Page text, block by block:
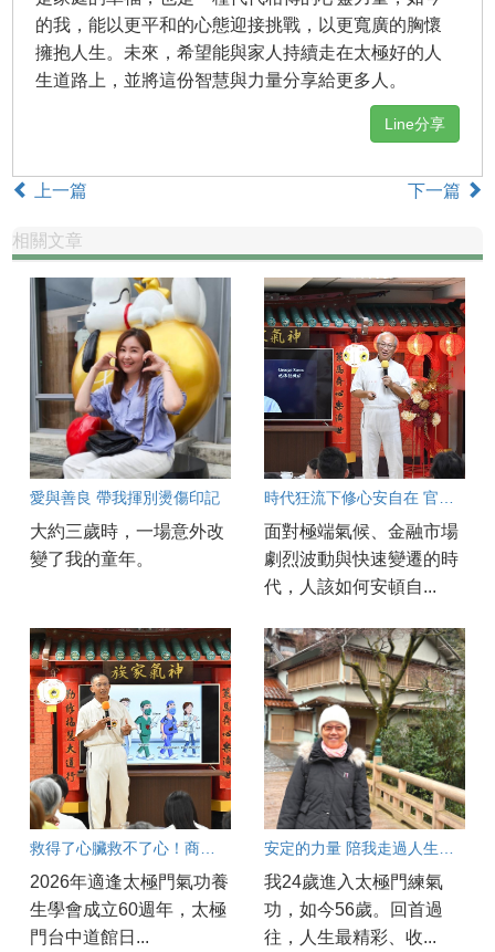
的我，能以更平和的心態迎接挑戰，以更寬廣的胸懷
擁抱人生。未來，希望能與家人持續走在太極好的人
生道路上，並將這份智慧與力量分享給更多人。
Line分享
上一篇 下一篇
相關文章
愛與善良 帶我揮別燙傷印記
大約三歲時，一場意外改
變了我的童年。
面對極端氣候、金融市場
劇烈波動與快速變遷的時
代，人該如何安頓自...
2026年適逢太極門氣功養
生學會成立60週年，太極
門台中道館日...
我24歲進入太極門練氣
功，如今56歲。回首過
往，人生最精彩、收...